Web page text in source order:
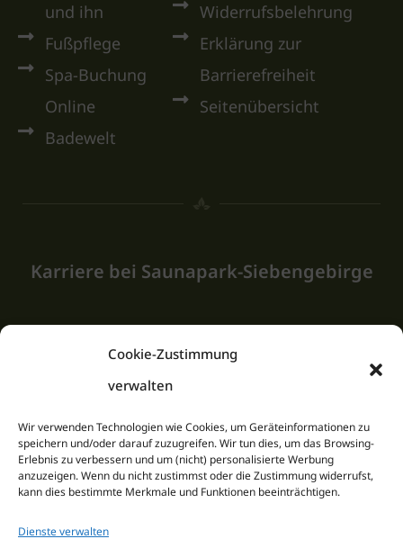
Cookie-Zustimmung
verwalten
Wir verwenden Technologien wie Cookies, um Geräteinformationen zu
speichern und/oder darauf zuzugreifen. Wir tun dies, um das Browsing-
Erlebnis zu verbessern und um (nicht) personalisierte Werbung
anzuzeigen. Wenn du nicht zustimmst oder die Zustimmung widerrufst,
kann dies bestimmte Merkmale und Funktionen beeinträchtigen.
Dienste verwalten
und ihn
Fußpflege
Spa-Buchung
Online
Badewelt
Widerrufsbelehrung
Erklärung zur
Barrierefreiheit
Seitenübersicht
Karriere bei Saunapark-Siebengebirge
nicht!
Informieren Sie sich auf unserer Jobseite über
unsere Stellenangebote.